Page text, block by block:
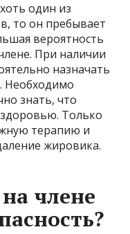
один из
то он пребывает
вероятность
При наличии
назначать
Необходимо
знать, что
Только
терапию и
жировика.
члене